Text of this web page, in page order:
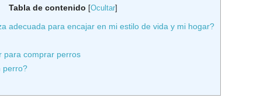
Tabla de contenido [Ocultar]
adecuada para encajar en mi estilo de vida y mi hogar?
para comprar perros
perro?